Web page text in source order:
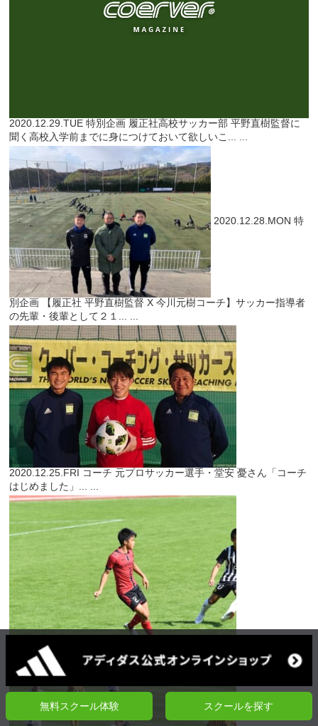
2020.12.29.TUE 特別企画 履正社高校サッカー部 平野直樹監督に
聞く高校入学前までに身につけておいて欲しいこ...
2020.12.28.MON 特
別企画
【履正社 平野直樹監督 X 今川元樹コーチ】サッカー指導者
の先輩・後輩として２１...
2020.12.25.FRI コーチ 元プロサッカー選手・堂安 憂さん「コーチ
はじめました」...
2020.12.24.THU 特別企画
【高校サッカー選手権出場校に所属する
クーバー出身選手／第五回】江川脩斗選手（長崎... ...
無料スクール体験 スクールを探す